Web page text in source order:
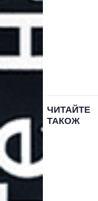
ЧИТАЙТЕ
ТАКОЖ